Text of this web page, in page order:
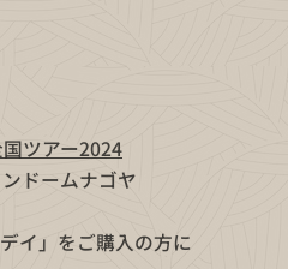
ツアー2024
ドームナゴヤ🏰
イ」をご購入の方に